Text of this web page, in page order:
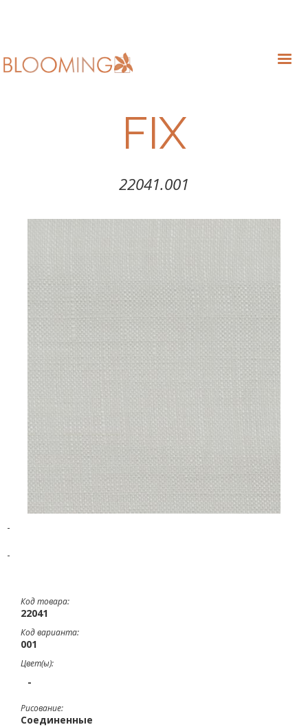
FIX
22041.001
-
-
Код товара:
22041
Код варианта:
001
Цвет(ы):
-
Рисование:
Соединенные